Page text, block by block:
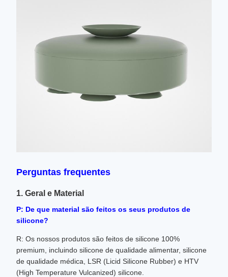
Perguntas frequentes
1. Geral e Material
P: De que material são feitos os seus produtos de
silicone?
R: Os nossos produtos são feitos de silicone 100%
premium, incluindo silicone de qualidade alimentar, silicone
de qualidade médica, LSR (Licid Silicone Rubber) e HTV
(High Temperature Vulcanized) silicone.